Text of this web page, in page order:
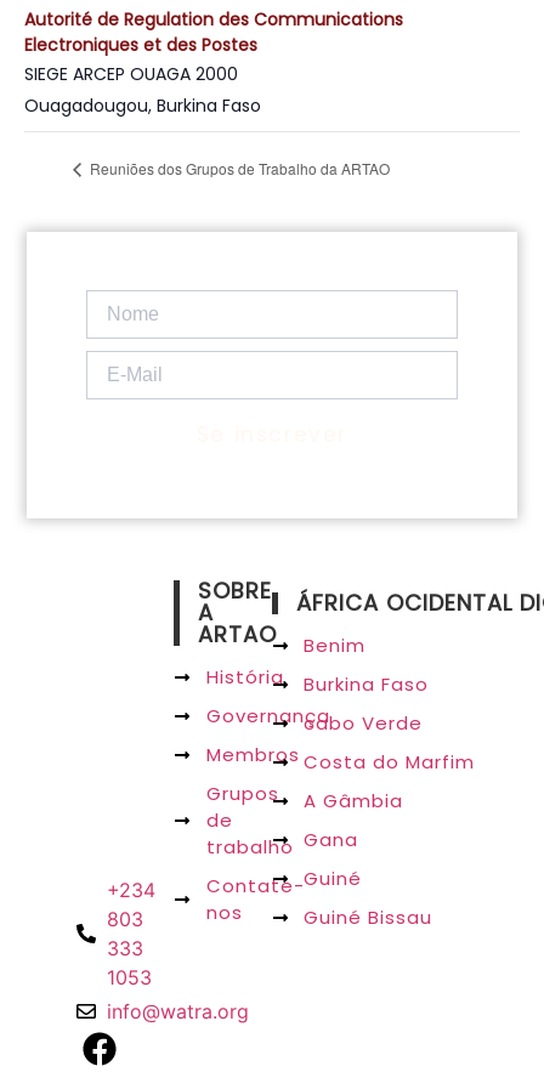
Autorité de Regulation des Communications
Electroniques et des Postes
SIEGE ARCEP OUAGA 2000
Ouagadougou, Burkina Faso
Reuniões dos Grupos de Trabalho da ARTAO
Secretariado
+234
803
333
1053
info@watra.org
SOBRE
A
ARTAO
História
Governança
Membros
Grupos
de
trabalho
Contate-
nos
ÁFRICA OCIDENTAL
Benim
Burkina Faso
cabo Verde
Costa do Marfim
A Gâmbia
Gana
Guiné
Guiné Bissau